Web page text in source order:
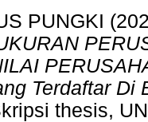
PUNGKI
Terdaftar
thesis,